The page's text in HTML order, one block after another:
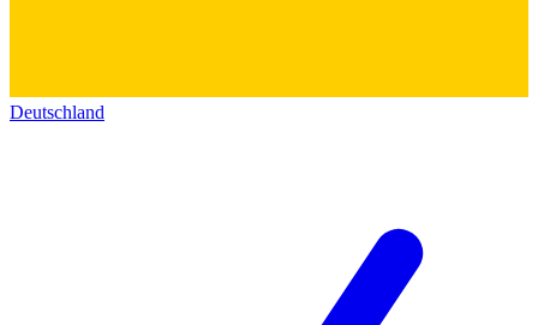
Deutschland